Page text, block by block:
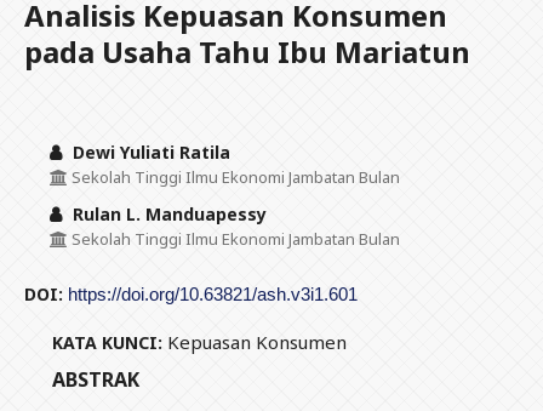
Analisis Kepuasan Konsumen
pada Usaha Tahu Ibu Mariatun
Dewi Yuliati Ratila
Sekolah Tinggi Ilmu Ekonomi Jambatan Bulan
Rulan L. Manduapessy
Sekolah Tinggi Ilmu Ekonomi Jambatan Bulan
DOI: https://doi.org/10.63821/ash.v3i1.601
KATA KUNCI: Kepuasan Konsumen
ABSTRAK